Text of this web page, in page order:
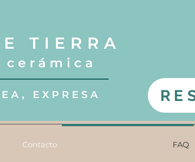
Contacto FAQ